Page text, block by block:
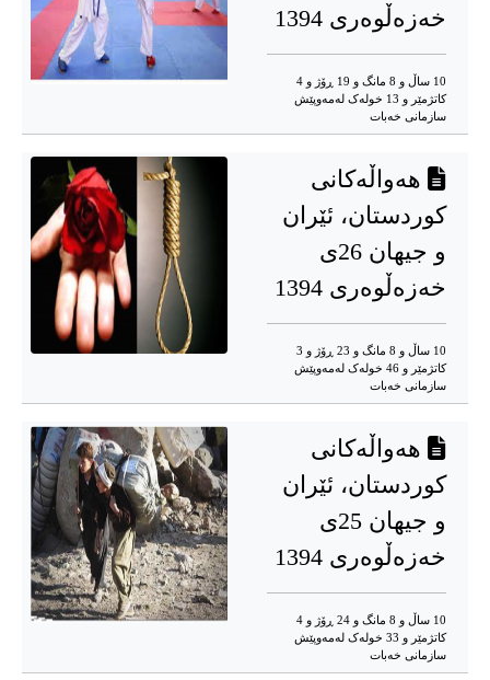
خەزەڵوەری 1394
10 ساڵ و 8 مانگ و 19 ڕۆژ و 4
کاتژمێر و 13 خوله‌ک له‌مه‌وپێش‌
سازمانی خەبات
هەواڵەکانی
کوردستان، ئێران
و جیهان 26ی
خەزەڵوەری 1394
10 ساڵ و 8 مانگ و 23 ڕۆژ و 3
کاتژمێر و 46 خوله‌ک له‌مه‌وپێش‌
سازمانی خەبات
هەواڵەکانی
کوردستان، ئێران
و جیهان 25ی
خەزەڵوەری 1394
10 ساڵ و 8 مانگ و 24 ڕۆژ و 4
کاتژمێر و 33 خوله‌ک له‌مه‌وپێش‌
سازمانی خەبات